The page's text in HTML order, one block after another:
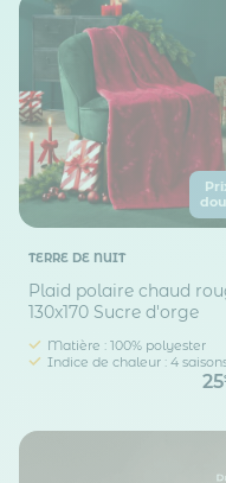
TERRE DE NUIT
Plaid polaire chaud
130x170 Sucre d'orge
Matière : 100% polyester
Indice de chaleur : 4
25